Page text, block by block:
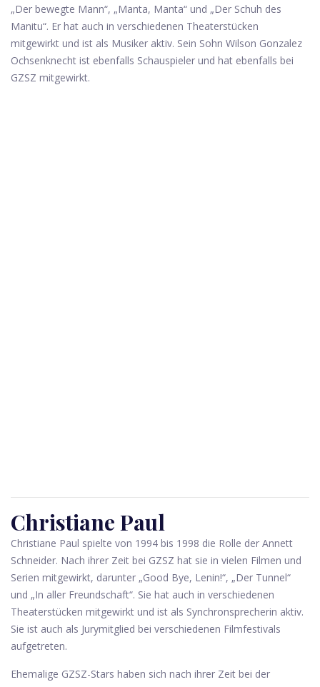
„Der bewegte Mann“, „Manta, Manta“ und „Der Schuh des
Manitu“. Er hat auch in verschiedenen Theaterstücken
mitgewirkt und ist als Musiker aktiv. Sein Sohn Wilson Gonzalez
Ochsenknecht ist ebenfalls Schauspieler und hat ebenfalls bei
GZSZ mitgewirkt.
Christiane Paul
Christiane Paul spielte von 1994 bis 1998 die Rolle der Annett
Schneider. Nach ihrer Zeit bei GZSZ hat sie in vielen Filmen und
Serien mitgewirkt, darunter „Good Bye, Lenin!“, „Der Tunnel“
und „In aller Freundschaft“. Sie hat auch in verschiedenen
Theaterstücken mitgewirkt und ist als Synchronsprecherin aktiv.
Sie ist auch als Jurymitglied bei verschiedenen Filmfestivals
aufgetreten.
Ehemalige GZSZ-Stars haben sich nach ihrer Zeit bei der